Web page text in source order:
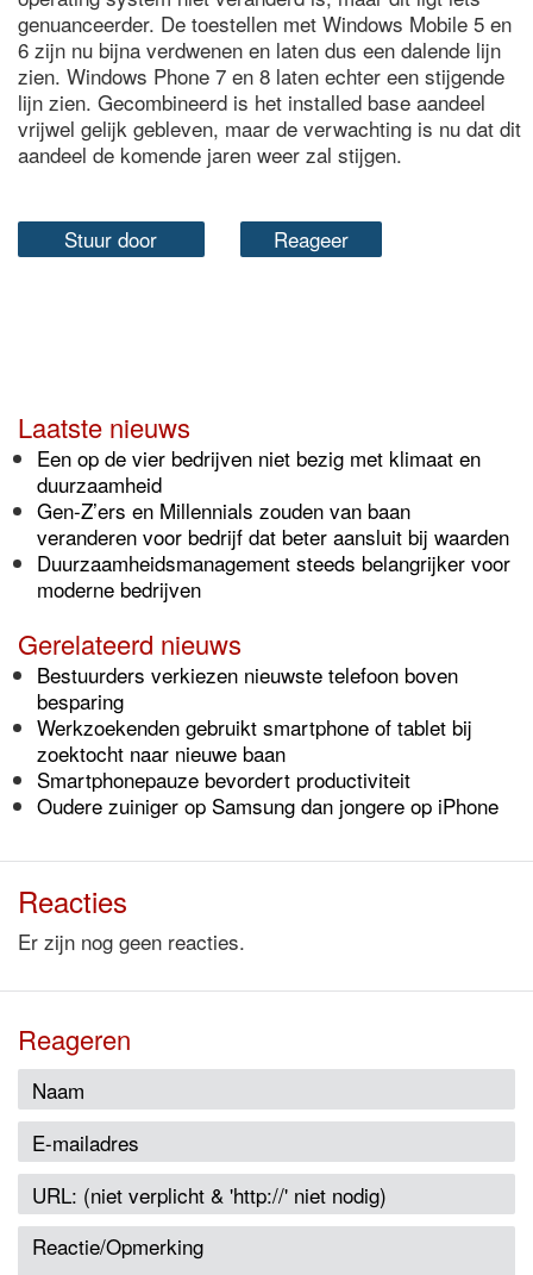
genuanceerder. De toestellen met Windows Mobile 5 en
6 zijn nu bijna verdwenen en laten dus een dalende lijn
zien. Windows Phone 7 en 8 laten echter een stijgende
lijn zien. Gecombineerd is het installed base aandeel
vrijwel gelijk gebleven, maar de verwachting is nu dat dit
aandeel de komende jaren weer zal stijgen.
Stuur door Reageer
Laatste nieuws
Een op de vier bedrijven niet bezig met klimaat en
duurzaamheid
Gen-Z’ers en Millennials zouden van baan
veranderen voor bedrijf dat beter aansluit bij waarden
Duurzaamheidsmanagement steeds belangrijker voor
moderne bedrijven
Gerelateerd nieuws
Bestuurders verkiezen nieuwste telefoon boven
besparing
Werkzoekenden gebruikt smartphone of tablet bij
zoektocht naar nieuwe baan
Smartphonepauze bevordert productiviteit
Oudere zuiniger op Samsung dan jongere op iPhone
Reacties
Er zijn nog geen reacties.
Reageren